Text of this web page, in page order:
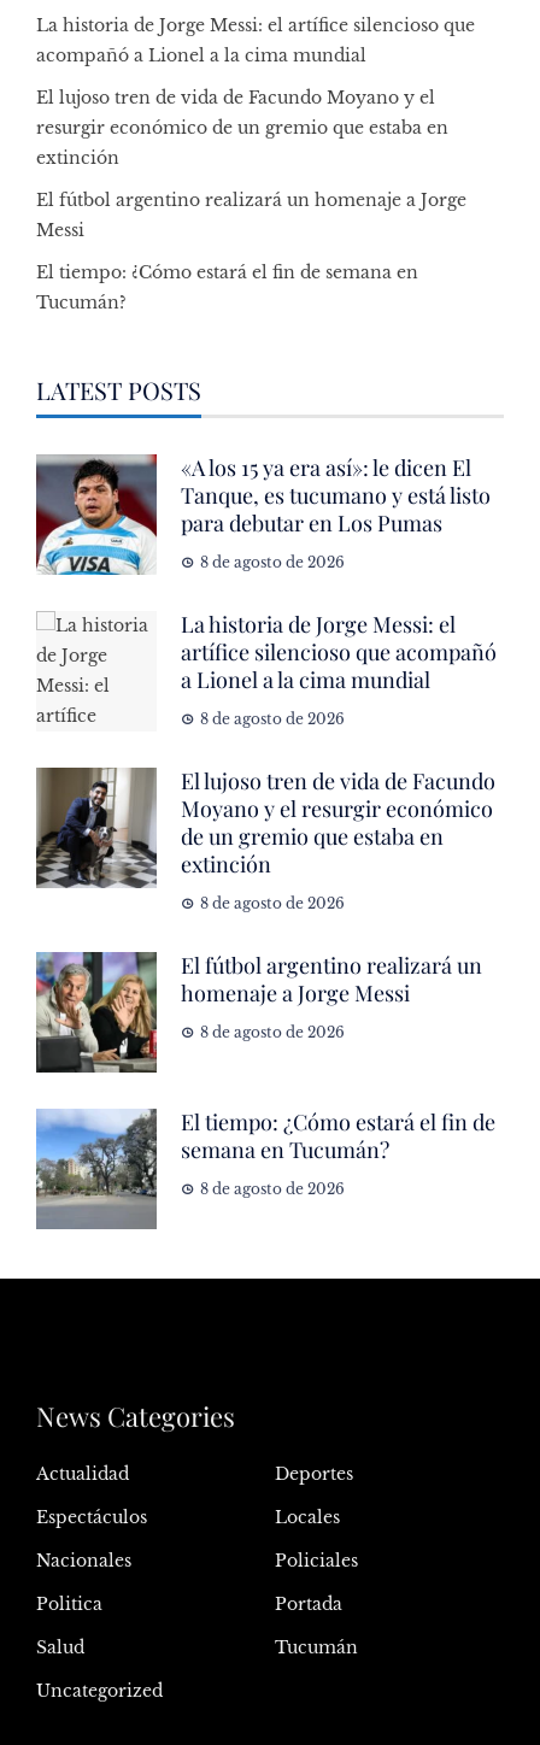
La historia de Jorge Messi: el artífice silencioso que
acompañó a Lionel a la cima mundial
El lujoso tren de vida de Facundo Moyano y el
resurgir económico de un gremio que estaba en
extinción
El fútbol argentino realizará un homenaje a Jorge
Messi
El tiempo: ¿Cómo estará el fin de semana en
Tucumán?
LATEST POSTS
«A los 15 ya era así»: le dicen El
Tanque, es tucumano y está listo
para debutar en Los Pumas
8 de agosto de 2026
La historia de Jorge Messi: el
artífice silencioso que acompañó
a Lionel a la cima mundial
8 de agosto de 2026
El lujoso tren de vida de Facundo
Moyano y el resurgir económico
de un gremio que estaba en
extinción
8 de agosto de 2026
El fútbol argentino realizará un
homenaje a Jorge Messi
8 de agosto de 2026
El tiempo: ¿Cómo estará el fin de
semana en Tucumán?
8 de agosto de 2026
News Categories
Actualidad
Deportes
Espectáculos
Locales
Nacionales
Policiales
Politica
Portada
Salud
Tucumán
Uncategorized